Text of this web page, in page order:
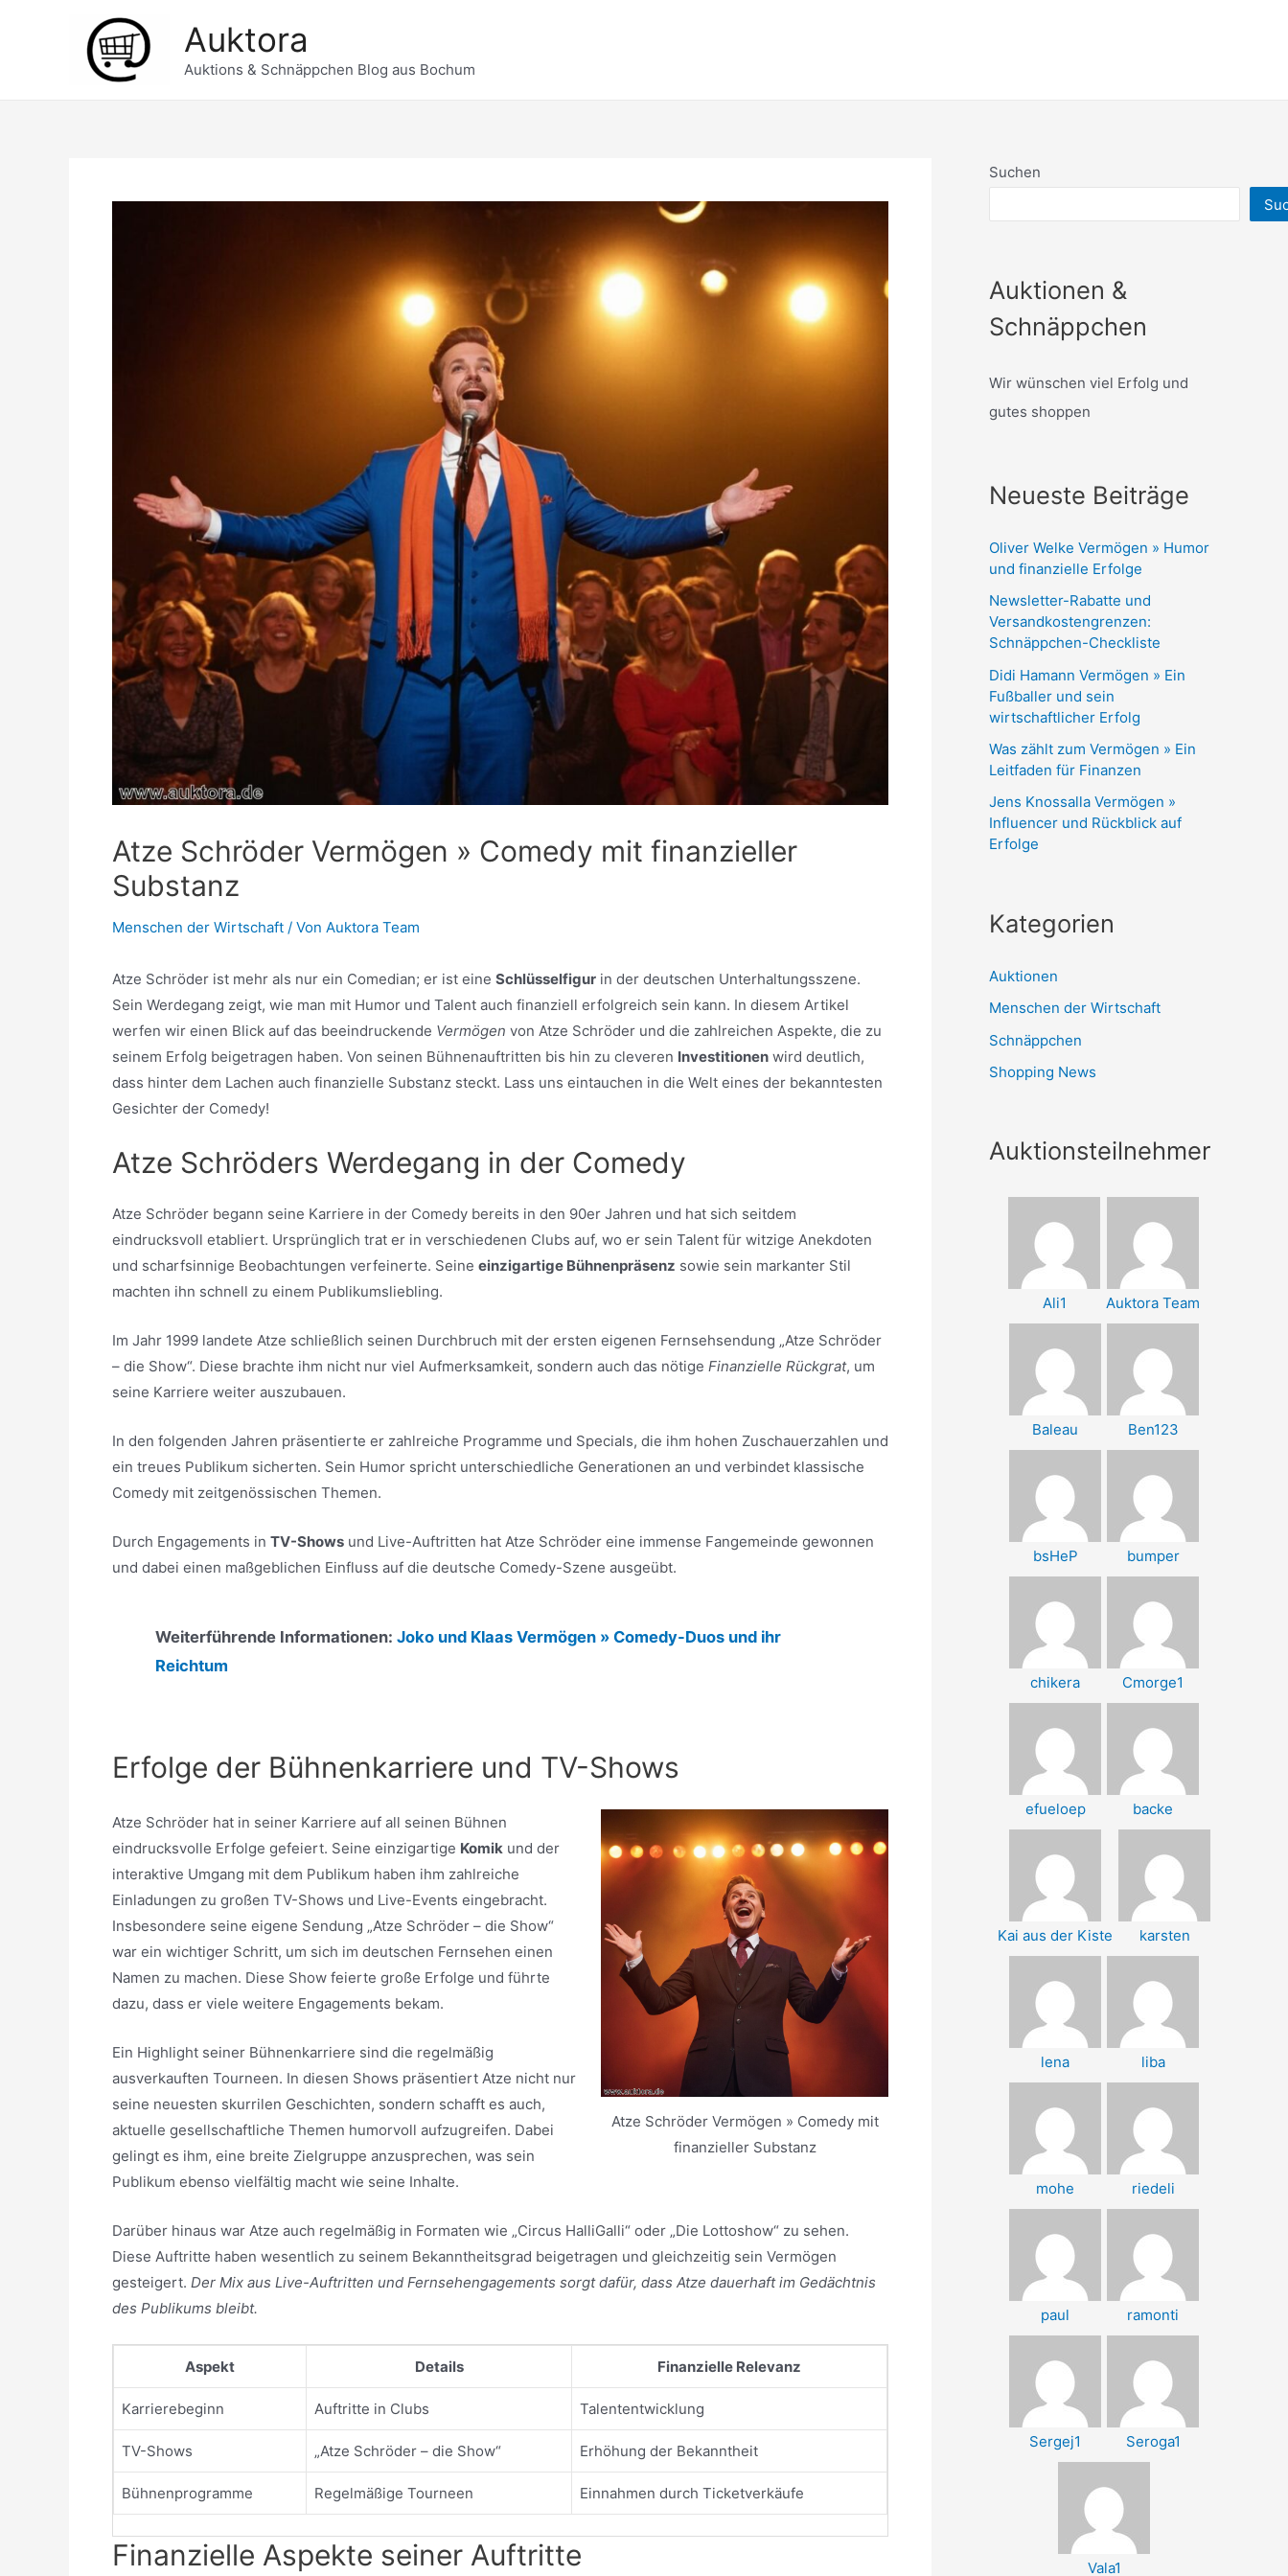
Auktora
Auktions & Schnäppchen Blog aus Bochum
Atze Schröder Vermögen » Comedy mit finanzieller
Substanz
Menschen der Wirtschaft / Von Auktora Team
Atze Schröder ist mehr als nur ein Comedian; er ist eine Schlüsselfigur in der deutschen Unterhaltungsszene.
Sein Werdegang zeigt, wie man mit Humor und Talent auch finanziell erfolgreich sein kann. In diesem Artikel
werfen wir einen Blick auf das beeindruckende Vermögen von Atze Schröder und die zahlreichen Aspekte, die zu
seinem Erfolg beigetragen haben. Von seinen Bühnenauftritten bis hin zu cleveren Investitionen wird deutlich,
dass hinter dem Lachen auch finanzielle Substanz steckt. Lass uns eintauchen in die Welt eines der bekanntesten
Gesichter der Comedy!
Atze Schröders Werdegang in der Comedy
Atze Schröder begann seine Karriere in der Comedy bereits in den 90er Jahren und hat sich seitdem
eindrucksvoll etabliert. Ursprünglich trat er in verschiedenen Clubs auf, wo er sein Talent für witzige Anekdoten
und scharfsinnige Beobachtungen verfeinerte. Seine einzigartige Bühnenpräsenz sowie sein markanter Stil
machten ihn schnell zu einem Publikumsliebling.
Im Jahr 1999 landete Atze schließlich seinen Durchbruch mit der ersten eigenen Fernsehsendung „Atze Schröder
– die Show“. Diese brachte ihm nicht nur viel Aufmerksamkeit, sondern auch das nötige Finanzielle Rückgrat, um
seine Karriere weiter auszubauen.
In den folgenden Jahren präsentierte er zahlreiche Programme und Specials, die ihm hohen Zuschauerzahlen und
ein treues Publikum sicherten. Sein Humor spricht unterschiedliche Generationen an und verbindet klassische
Comedy mit zeitgenössischen Themen.
Durch Engagements in TV-Shows und Live-Auftritten hat Atze Schröder eine immense Fangemeinde gewonnen
und dabei einen maßgeblichen Einfluss auf die deutsche Comedy-Szene ausgeübt.
Weiterführende Informationen: Joko und Klaas Vermögen » Comedy-Duos und ihr
Reichtum
Erfolge der Bühnenkarriere und TV-Shows
Atze Schröder Vermögen » Comedy mit
finanzieller Substanz
Atze Schröder hat in seiner Karriere auf all seinen Bühnen
eindrucksvolle Erfolge gefeiert. Seine einzigartige Komik und der
interaktive Umgang mit dem Publikum haben ihm zahlreiche
Einladungen zu großen TV-Shows und Live-Events eingebracht.
Insbesondere seine eigene Sendung „Atze Schröder – die Show“
war ein wichtiger Schritt, um sich im deutschen Fernsehen einen
Namen zu machen. Diese Show feierte große Erfolge und führte
dazu, dass er viele weitere Engagements bekam.
Ein Highlight seiner Bühnenkarriere sind die regelmäßig
ausverkauften Tourneen. In diesen Shows präsentiert Atze nicht nur
seine neuesten skurrilen Geschichten, sondern schafft es auch,
aktuelle gesellschaftliche Themen humorvoll aufzugreifen. Dabei
gelingt es ihm, eine breite Zielgruppe anzusprechen, was sein
Publikum ebenso vielfältig macht wie seine Inhalte.
Darüber hinaus war Atze auch regelmäßig in Formaten wie „Circus HalliGalli“ oder „Die Lottoshow“ zu sehen.
Diese Auftritte haben wesentlich zu seinem Bekanntheitsgrad beigetragen und gleichzeitig sein Vermögen
gesteigert. Der Mix aus Live-Auftritten und Fernsehengagements sorgt dafür, dass Atze dauerhaft im Gedächtnis
des Publikums bleibt.
Aspekt Details Finanzielle Relevanz
Karrierebeginn Auftritte in Clubs Talententwicklung
TV-Shows „Atze Schröder – die Show“ Erhöhung der Bekanntheit
Bühnenprogramme Regelmäßige Tourneen Einnahmen durch Ticketverkäufe
Finanzielle Aspekte seiner Auftritte
Suchen
Auktionen &
Schnäppchen
Wir wünschen viel Erfolg und
gutes shoppen
Neueste Beiträge
Oliver Welke Vermögen » Humor
und finanzielle Erfolge
Newsletter-Rabatte und
Versandkostengrenzen:
Schnäppchen-Checkliste
Didi Hamann Vermögen » Ein
Fußballer und sein
wirtschaftlicher Erfolg
Was zählt zum Vermögen » Ein
Leitfaden für Finanzen
Jens Knossalla Vermögen »
Influencer und Rückblick auf
Erfolge
Kategorien
Auktionen
Menschen der Wirtschaft
Schnäppchen
Shopping News
Auktionsteilnehmer
Ali1 Auktora Team
Baleau Ben123
bsHeP bumper
chikera Cmorge1
efueloep backe
Kai aus der Kiste karsten
lena liba
mohe riedeli
paul ramonti
Sergej1 Seroga1
Vala1